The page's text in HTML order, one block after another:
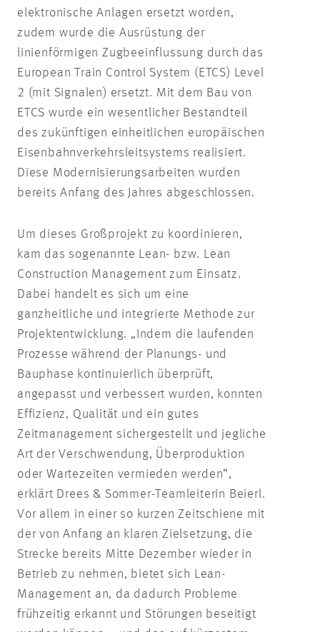
elektronische Anlagen ersetzt worden,
zudem wurde die Ausrüstung der
linienförmigen Zugbeeinflussung durch das
European Train Control System (ETCS) Level
2 (mit Signalen) ersetzt. Mit dem Bau von
ETCS wurde ein wesentlicher Bestandteil
des zukünftigen einheitlichen europäischen
Eisenbahnverkehrsleitsystems realisiert.
Diese Modernisierungsarbeiten wurden
bereits Anfang des Jahres abgeschlossen.
Um dieses Großprojekt zu koordinieren,
kam das sogenannte Lean- bzw. Lean
Construction Management zum Einsatz.
Dabei handelt es sich um eine
ganzheitliche und integrierte Methode zur
Projektentwicklung. „Indem die laufenden
Prozesse während der Planungs- und
Bauphase kontinuierlich überprüft,
angepasst und verbessert wurden, konnten
Effizienz, Qualität und ein gutes
Zeitmanagement sichergestellt und jegliche
Art der Verschwendung, Überproduktion
oder Wartezeiten vermieden werden“,
erklärt Drees & Sommer-Teamleiterin Beierl.
Vor allem in einer so kurzen Zeitschiene mit
der von Anfang an klaren Zielsetzung, die
Strecke bereits Mitte Dezember wieder in
Betrieb zu nehmen, bietet sich Lean-
Management an, da dadurch Probleme
frühzeitig erkannt und Störungen beseitigt